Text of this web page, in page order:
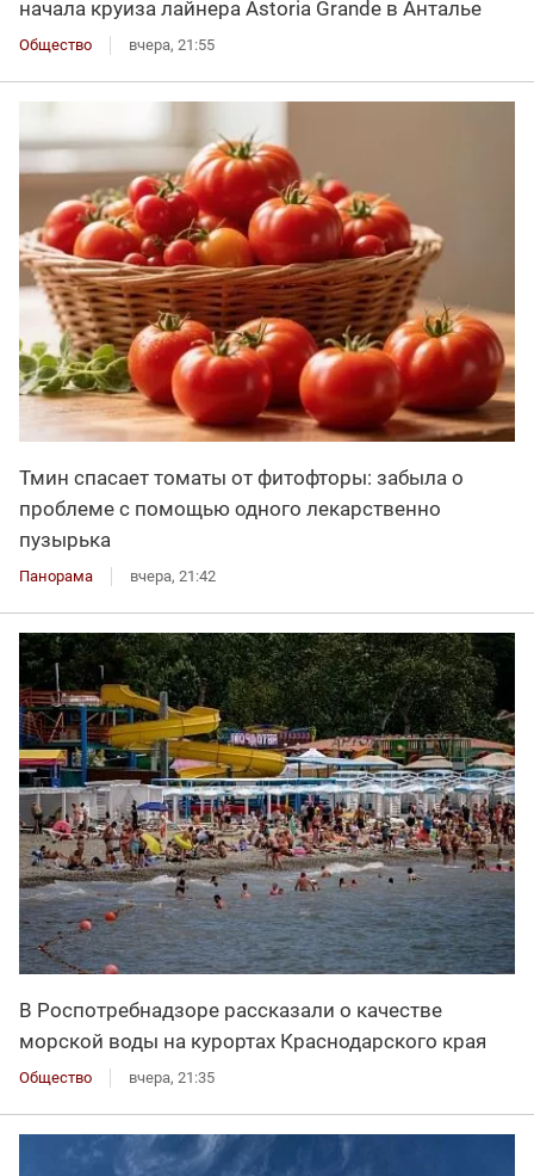
начала круиза лайнера Astoria Grande в Анталье
Общество вчера, 21:55
Тмин спасает томаты от фитофторы: забыла о
проблеме с помощью одного лекарственно
пузырька
Панорама вчера, 21:42
В Роспотребнадзоре рассказали о качестве
морской воды на курортах Краснодарского края
Общество вчера, 21:35